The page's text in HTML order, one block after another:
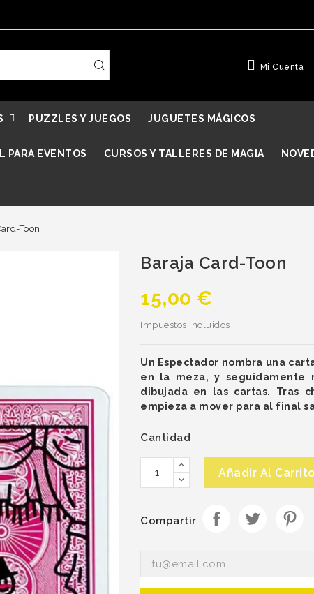
Mi Cuenta
PUZZLES Y JUEGOS JUGUETES MÁGICOS
PARA EVENTOS CURSOS Y TALLERES DE MAGIA
Toon
Baraja Card-Toon
15,00 €
Impuestos incluidos
Un Espectador nombra una
en la meza, y seguidamente
dibujada en las cartas. Tras
empieza a mover para al final
Cantidad
Añadir Al Carrito
Compartir